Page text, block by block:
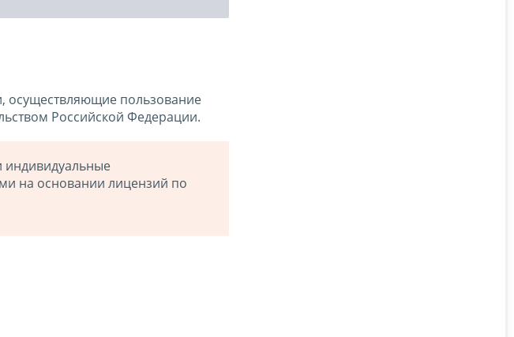
осуществляющие пользование
Российской Федерации.
индивидуальные
на основании лицензий по